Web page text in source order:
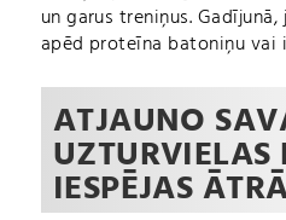
un garus treniņus.
apēd proteīna batoniņu vai
ATJAUNO
UZTURVIELAS
IESPĒJAS